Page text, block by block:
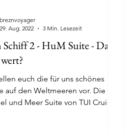
2 - HuM Suite - Das
euch die für uns schönes
auf den Weltmeeren vor. Die
und Meer Suite von TUI Cruises
breznvoyager
29. Aug. 2022
3 Min. Lesezeit